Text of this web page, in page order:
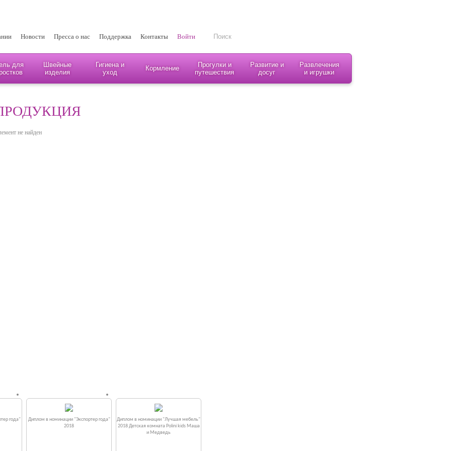
Новости Пресса о нас Поддержка Контакты Войти
для
Швейные
изделия
Гигиена и
уход
Кормление
Прогулки и
путешествия
Развитие и
досуг
Развлечения
и игрушки
не найден
года"
Диплом в номинации "Экспортер года"
2018
Диплом в номинации "Лучшая мебель"
2018 Детская комната Polini kids Маша
и Медведь